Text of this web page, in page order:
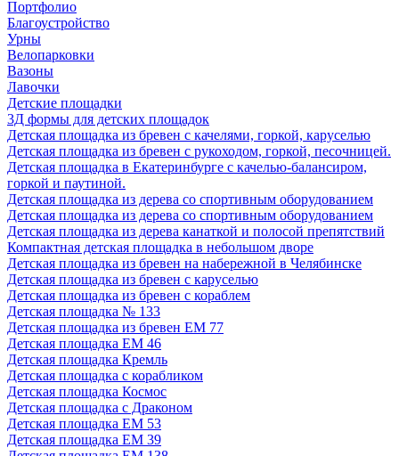
Портфолио
Благоустройство
Урны
Велопарковки
Вазоны
Лавочки
Детские площадки
3Д формы для детских площадок
Детская площадка из бревен с качелями, горкой, каруселью
Детская площадка из бревен с рукоходом, горкой, песочницей.
Детская площадка в Екатеринбурге с качелью-балансиром,
горкой и паутиной.
Детская площадка из дерева со спортивным оборудованием
Детская площадка из дерева со спортивным оборудованием
Детская площадка из дерева канаткой и полосой препятствий
Компактная детская площадка в небольшом дворе
Детская площадка из бревен на набережной в Челябинске
Детская площадка из бревен с каруселью
Детская площадка из бревен с кораблем
Детская площадка № 133
Детская площадка из бревен ЕМ 77
Детская площадка ЕМ 46
Детская площадка Кремль
Детская площадка с корабликом
Детская площадка Космос
Детская площадка с Драконом
Детская площадка ЕМ 53
Детская площадка ЕМ 39